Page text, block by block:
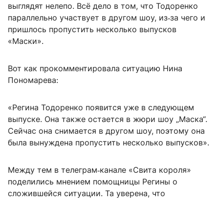
выглядят нелепо. Всё дело в том, что Тодоренко
параллельно участвует в другом шоу, из‑за чего и
пришлось пропустить несколько выпусков
«Маски».
Вот как прокомментировала ситуацию Нина
Пономарева:
«Регина Тодоренко появится уже в следующем
выпуске. Она также остается в жюри шоу „Маска“.
Сейчас она снимается в другом шоу, поэтому она
была вынуждена пропустить несколько выпусков».
Между тем в телеграм‑канале «Свита короля»
поделились мнением помощницы Регины о
сложившейся ситуации. Та уверена, что